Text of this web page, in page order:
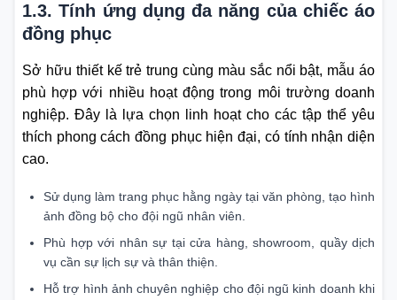
1.3. Tính ứng dụng đa năng của chiếc áo
đồng phục
Sở hữu thiết kế trẻ trung cùng màu sắc nổi bật, mẫu áo
phù hợp với nhiều hoạt động trong môi trường doanh
nghiệp. Đây là lựa chọn linh hoạt cho các tập thể yêu
thích phong cách đồng phục hiện đại, có tính nhận diện
cao.
Sử dụng làm trang phục hằng ngày tại văn phòng, tạo hình
ảnh đồng bộ cho đội ngũ nhân viên.
Phù hợp với nhân sự tại cửa hàng, showroom, quầy dịch
vụ cần sự lịch sự và thân thiện.
Hỗ trợ hình ảnh chuyên nghiệp cho đội ngũ kinh doanh khi